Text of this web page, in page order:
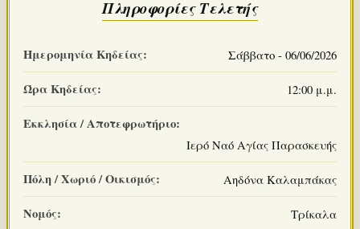
Πληροφορίες Τελετής
Ημερομηνία Κηδείας: Σάββατο - 06/06/2026
Ώρα Κηδείας: 12:00 μ.μ.
Εκκλησία / Αποτεφρωτήριο:
Ιερό Ναό Αγίας Παρασκευής
Πόλη / Χωριό / Οικισμός: Αηδόνα Καλαμπάκας
Νομός: Τρίκαλα